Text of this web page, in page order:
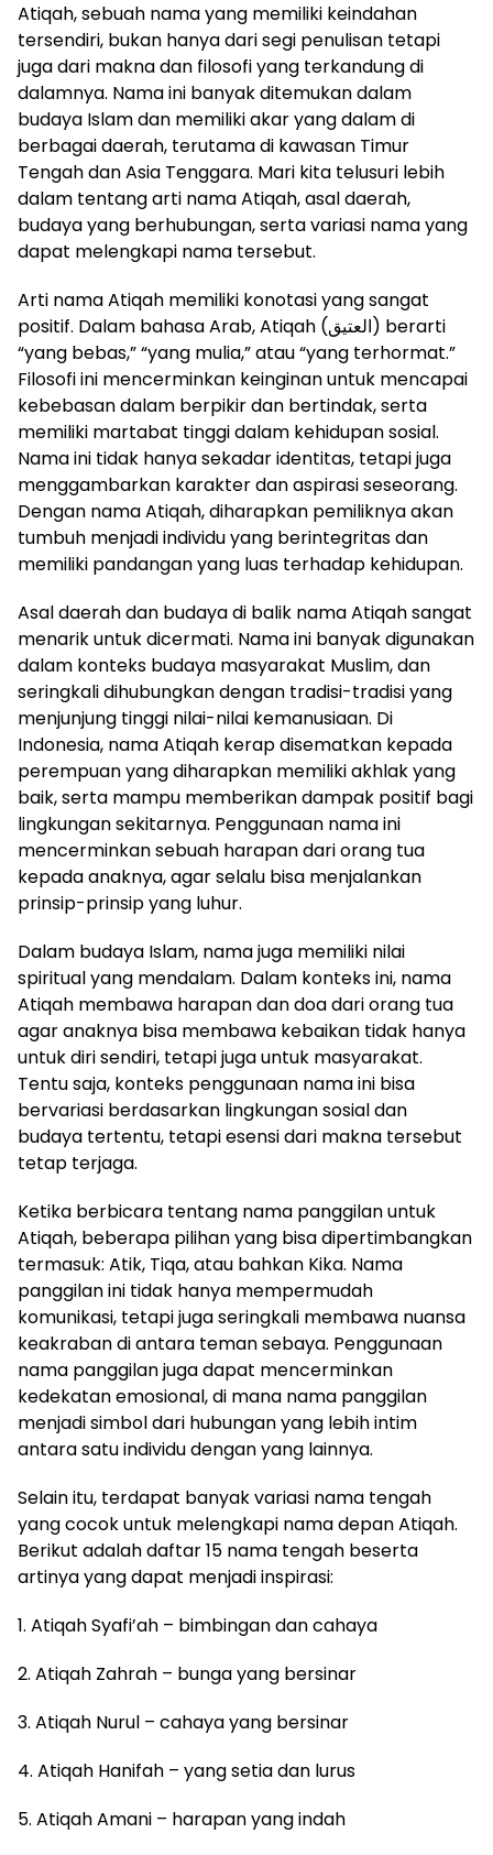
Atiqah, sebuah nama yang memiliki keindahan
tersendiri, bukan hanya dari segi penulisan tetapi
juga dari makna dan filosofi yang terkandung di
dalamnya. Nama ini banyak ditemukan dalam
budaya Islam dan memiliki akar yang dalam di
berbagai daerah, terutama di kawasan Timur
Tengah dan Asia Tenggara. Mari kita telusuri lebih
dalam tentang arti nama Atiqah, asal daerah,
budaya yang berhubungan, serta variasi nama yang
dapat melengkapi nama tersebut.
Arti nama Atiqah memiliki konotasi yang sangat
positif. Dalam bahasa Arab, Atiqah (العتيق) berarti
“yang bebas,” “yang mulia,” atau “yang terhormat.”
Filosofi ini mencerminkan keinginan untuk mencapai
kebebasan dalam berpikir dan bertindak, serta
memiliki martabat tinggi dalam kehidupan sosial.
Nama ini tidak hanya sekadar identitas, tetapi juga
menggambarkan karakter dan aspirasi seseorang.
Dengan nama Atiqah, diharapkan pemiliknya akan
tumbuh menjadi individu yang berintegritas dan
memiliki pandangan yang luas terhadap kehidupan.
Asal daerah dan budaya di balik nama Atiqah sangat
menarik untuk dicermati. Nama ini banyak digunakan
dalam konteks budaya masyarakat Muslim, dan
seringkali dihubungkan dengan tradisi-tradisi yang
menjunjung tinggi nilai-nilai kemanusiaan. Di
Indonesia, nama Atiqah kerap disematkan kepada
perempuan yang diharapkan memiliki akhlak yang
baik, serta mampu memberikan dampak positif bagi
lingkungan sekitarnya. Penggunaan nama ini
mencerminkan sebuah harapan dari orang tua
kepada anaknya, agar selalu bisa menjalankan
prinsip-prinsip yang luhur.
Dalam budaya Islam, nama juga memiliki nilai
spiritual yang mendalam. Dalam konteks ini, nama
Atiqah membawa harapan dan doa dari orang tua
agar anaknya bisa membawa kebaikan tidak hanya
untuk diri sendiri, tetapi juga untuk masyarakat.
Tentu saja, konteks penggunaan nama ini bisa
bervariasi berdasarkan lingkungan sosial dan
budaya tertentu, tetapi esensi dari makna tersebut
tetap terjaga.
Ketika berbicara tentang nama panggilan untuk
Atiqah, beberapa pilihan yang bisa dipertimbangkan
termasuk: Atik, Tiqa, atau bahkan Kika. Nama
panggilan ini tidak hanya mempermudah
komunikasi, tetapi juga seringkali membawa nuansa
keakraban di antara teman sebaya. Penggunaan
nama panggilan juga dapat mencerminkan
kedekatan emosional, di mana nama panggilan
menjadi simbol dari hubungan yang lebih intim
antara satu individu dengan yang lainnya.
Selain itu, terdapat banyak variasi nama tengah
yang cocok untuk melengkapi nama depan Atiqah.
Berikut adalah daftar 15 nama tengah beserta
artinya yang dapat menjadi inspirasi:
1. Atiqah Syafi’ah – bimbingan dan cahaya
2. Atiqah Zahrah – bunga yang bersinar
3. Atiqah Nurul – cahaya yang bersinar
4. Atiqah Hanifah – yang setia dan lurus
5. Atiqah Amani – harapan yang indah